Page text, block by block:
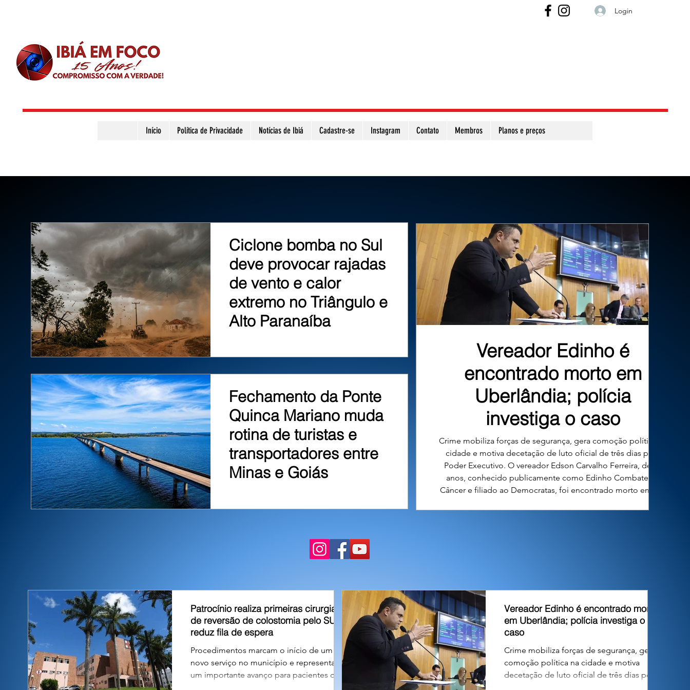
Login
Início Política de Privacidade Notícias de Ibiá Cadastre-se Instagram Contato Membros Planos e preços
Ciclone bomba no Sul
deve provocar rajadas
de vento e calor
extremo no Triângulo e
Alto Paranaíba
Fechamento da Ponte
Quinca Mariano muda
rotina de turistas e
transportadores entre
Minas e Goiás
Vereador Edinho é
encontrado morto em
Uberlândia; polícia
investiga o caso
Crime mobiliza forças de segurança, gera comoção política na
cidade e motiva decetação de luto oficial de três dias pelo
Poder Executivo. O vereador Edson Carvalho Ferreira, de 49
anos, conhecido publicamente como Edinho Combate ao
Câncer e filiado ao Democratas, foi encontrado morto em sua
Patrocínio realiza primeiras cirurgias
de reversão de colostomia pelo SUS e
reduz fila de espera
Procedimentos marcam o início de um
novo serviço no município e representam
um importante avanço para pacientes que
Vereador Edinho é encontrado morto
em Uberlândia; polícia investiga o
caso
Crime mobiliza forças de segurança, gera
comoção política na cidade e motiva
decetação de luto oficial de três dias pelo